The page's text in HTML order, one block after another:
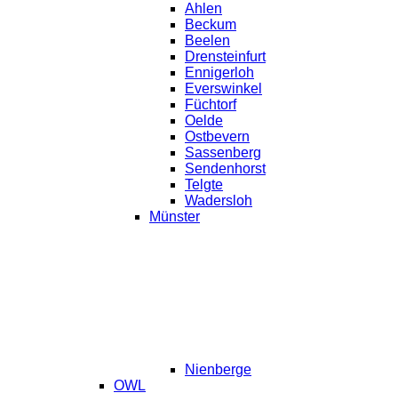
Ahlen
Beckum
Beelen
Drensteinfurt
Ennigerloh
Everswinkel
Füchtorf
Oelde
Ostbevern
Sassenberg
Sendenhorst
Telgte
Wadersloh
Münster
Nienberge
OWL